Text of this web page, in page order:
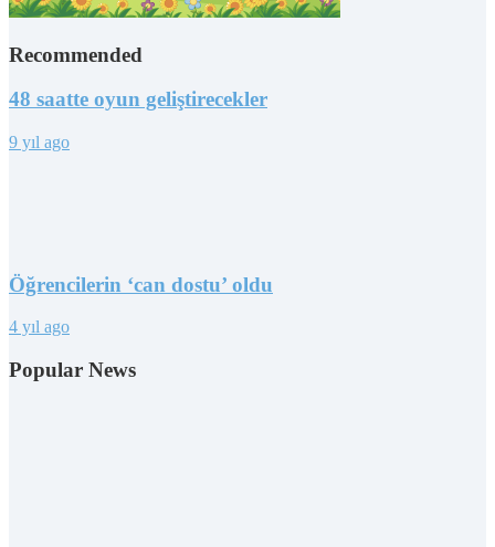
Recommended
48 saatte oyun geliştirecekler
9 yıl ago
Öğrencilerin ‘can dostu’ oldu
4 yıl ago
Popular News